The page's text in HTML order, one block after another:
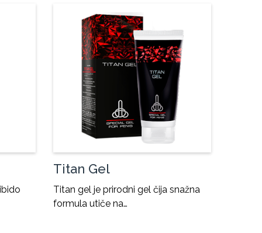
Titan Gel
Titan gel je prirodni gel čija snažna
formula utiče na…